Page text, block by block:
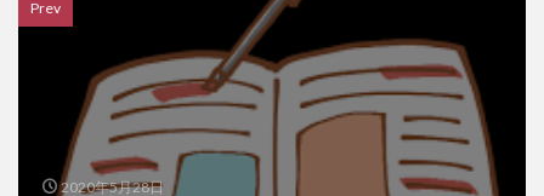
Prev
2020年5月28日